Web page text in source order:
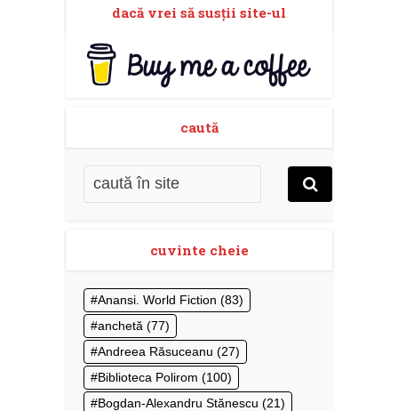
dacă vrei să susţii site-ul
caută
cuvinte cheie
Anansi. World Fiction (83)
anchetă (77)
Andreea Răsuceanu (27)
Biblioteca Polirom (100)
Bogdan-Alexandru Stănescu (21)